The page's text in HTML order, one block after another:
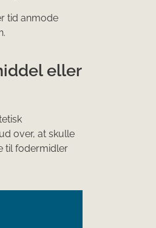
tid anmode
eller
over, at skulle
til fodermidler